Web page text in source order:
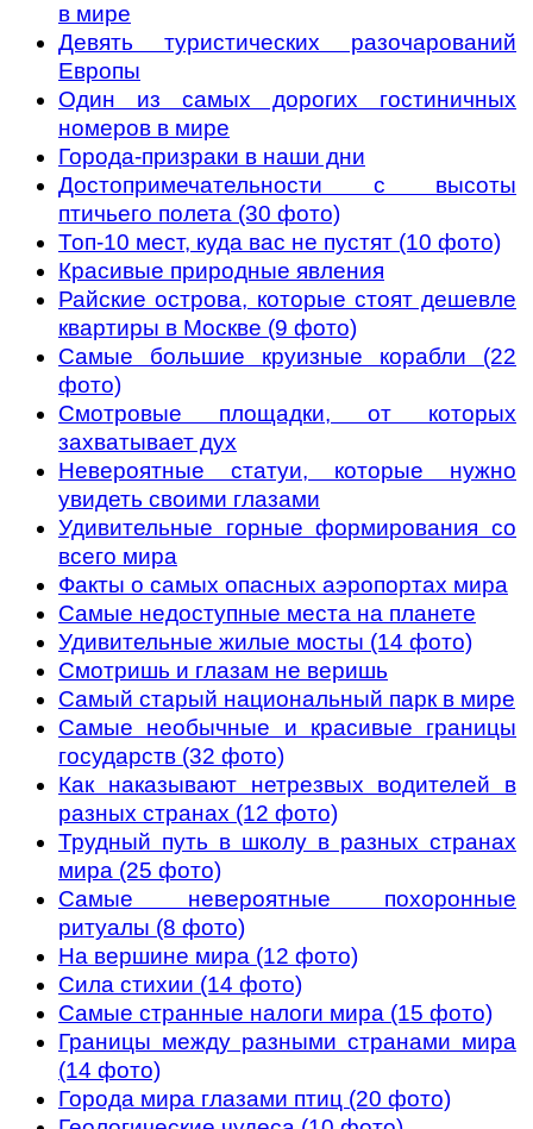
в мире
Девять туристических разочарований
Европы
Один из самых дорогих гостиничных
номеров в мире
Города-призраки в наши дни
Достопримечательности с высоты
птичьего полета (30 фото)
Топ-10 мест, куда вас не пустят (10 фото)
Красивые природные явления
Райские острова, которые стоят дешевле
квартиры в Москве (9 фото)
Самые большие круизные корабли (22
фото)
Смотровые площадки, от которых
захватывает дух
Невероятные статуи, которые нужно
увидеть своими глазами
Удивительные горные формирования со
всего мира
Факты о самых опасных аэропортах мира
Самые недоступные места на планете
Удивительные жилые мосты (14 фото)
Смотришь и глазам не веришь
Самый старый национальный парк в мире
Самые необычные и красивые границы
государств (32 фото)
Как наказывают нетрезвых водителей в
разных странах (12 фото)
Трудный путь в школу в разных странах
мира (25 фото)
Самые невероятные похоронные
ритуалы (8 фото)
На вершине мира (12 фото)
Сила стихии (14 фото)
Самые странные налоги мира (15 фото)
Границы между разными странами мира
(14 фото)
Города мира глазами птиц (20 фото)